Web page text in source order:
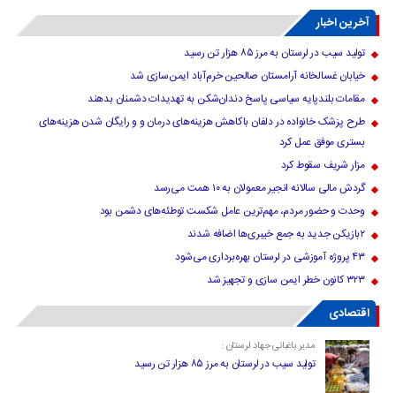
آخرین اخبار
تولید سیب در لرستان به مرز ۸۵ هزار تن رسید
خیابان غسالخانه آرامستان صالحین خرم‌آباد ایمن‌سازی شد
مقامات بلندپایه سیاسی پاسخ دندان‌شکن به تهدیدات دشمنان بدهند
طرح پزشک خانواده در دلفان باکاهش هزینه‌های درمان و و رایگان شدن هزینه‌های
بستری موفق عمل کرد
مزار شریف سقوط کرد
گردش مالی سالانه انجیر معمولان به ۱۰ همت می‌رسد
وحدت و حضور مردم، مهم‌ترین عامل شکست توطئه‌های دشمن بود
۲بازیکن جدید به جمع خیبری‌ها اضافه شدند
۴۳ پروژه آموزشی در لرستان بهره‌برداری می‌شود
۳۲۳ کانون خطر ایمن سازی و تجهیز شد
اقتصادی
مدیر باغبانی جهاد لرستان :
تولید سیب در لرستان به مرز ۸۵ هزار تن رسید